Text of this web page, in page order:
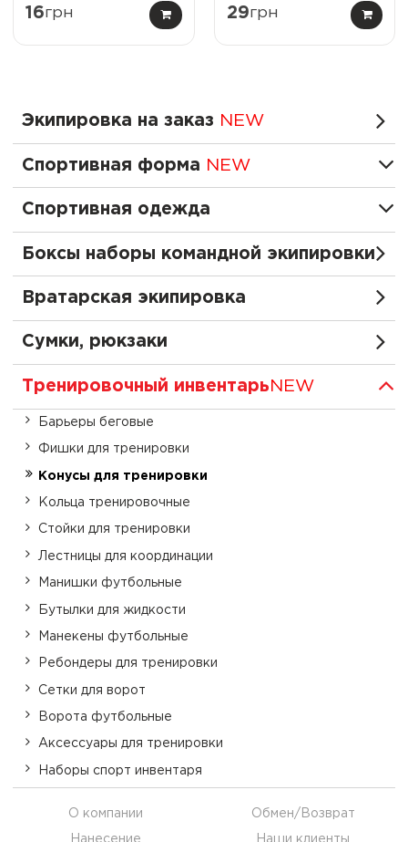
16грн 29грн
Экипировка на заказ NEW
Спортивная форма NEW
Спортивная одежда
Боксы наборы командной экипировки
Вратарская экипировка
Сумки, рюкзаки
Тренировочный инвентарь NEW
Барьеры беговые
Фишки для тренировки
Конусы для тренировки
Кольца тренировочные
Стойки для тренировки
Лестницы для координации
Манишки футбольные
Бутылки для жидкости
Манекены футбольные
Ребондеры для тренировки
Сетки для ворот
Ворота футбольные
Аксессуары для тренировки
Наборы спорт инвентаря
О компании
Нанесение
Обмен/Возврат
Наши клиенты